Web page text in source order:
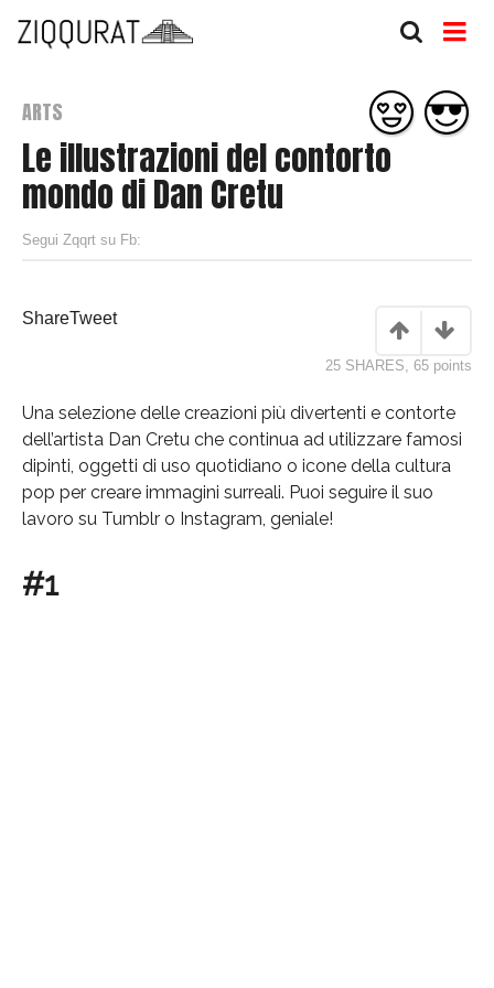
ARTS
Le illustrazioni del contorto
mondo di Dan Cretu
Segui Zqqrt su Fb:
ShareTweet
25 SHARES, 65 points
Una selezione delle creazioni più divertenti e contorte
dell’artista Dan Cretu che continua ad utilizzare famosi
dipinti, oggetti di uso quotidiano o icone della cultura
pop per creare immagini surreali. Puoi seguire il suo
lavoro su Tumblr o Instagram, geniale!
#1